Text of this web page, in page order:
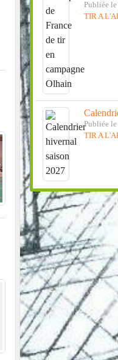
Publiée
TIR A
Publiée
TIR A